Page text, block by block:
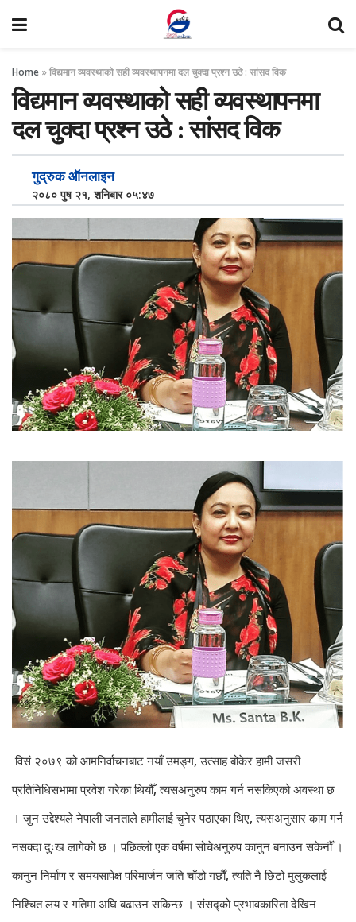
Home »विद्यमान व्यवस्थाको सही व्यवस्थापनमा दल चुक्दा प्रश्न उठे : सांसद विक
विद्यमान व्यवस्थाको सही व्यवस्थापनमा
दल चुक्दा प्रश्न उठे : सांसद विक
गुद्रुक ऑनलाइन
२०८० पुष २१, शनिबार ०५:४७
विसं २०७९ को आमनिर्वाचनबाट नयाँ उमङ्ग, उत्साह बोकेर हामी जसरी
प्रतिनिधिसभामा प्रवेश गरेका थियौँ, त्यसअनुरुप काम गर्न नसकिएको अवस्था छ
। जुन उद्देश्यले नेपाली जनताले हामीलाई चुनेर पठाएका थिए, त्यसअनुसार काम गर्न
नसक्दा दुःख लागेको छ । पछिल्लो एक वर्षमा सोचेअनुरुप कानुन बनाउन सकेनौँ ।
कानुन निर्माण र समयसापेक्ष परिमार्जन जति चाँडो गर्छौं, त्यति नै छिटो मुलुकलाई
निश्चित लय र गतिमा अघि बढाउन सकिन्छ ।संसद्को प्रभावकारिता देखिन